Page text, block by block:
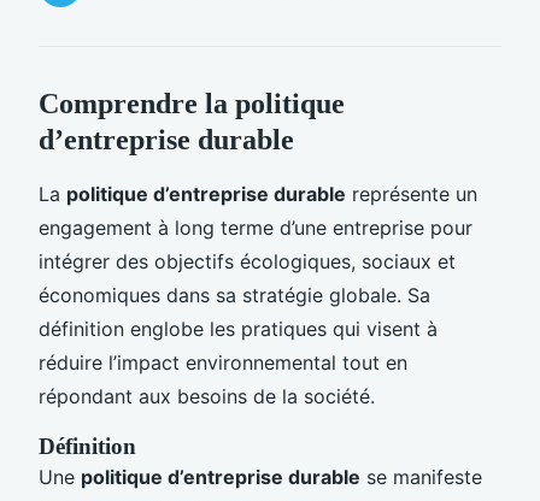
Comprendre la politique
d’entreprise durable
La politique d’entreprise durable représente un
engagement à long terme d’une entreprise pour
intégrer des objectifs écologiques, sociaux et
économiques dans sa stratégie globale. Sa
définition englobe les pratiques qui visent à
réduire l’impact environnemental tout en
répondant aux besoins de la société.
Définition
Une politique d’entreprise durable se manifeste